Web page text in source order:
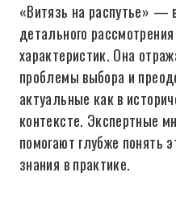
«Витязь на распутье» —
детального
характеристик. Она
проблемы выбора и
актуальные как в
контексте. Экспертные
помогают глубже понять
знания в практике.